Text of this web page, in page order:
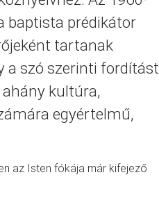
baptista prédikátor
tartanak
a szó szerinti fordítást
kultúra,
egyértelmű,
az Isten fókája már kifejező